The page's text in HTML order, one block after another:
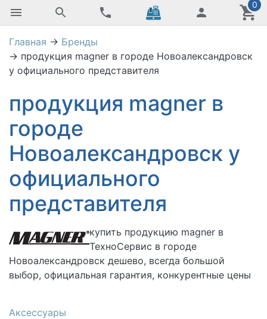
0
Главная → Бренды
→ продукция magner в городе Новоалександровск
у официального представителя
продукция magner в
городе
Новоалександровск у
официального
представителя
купить продукцию magner в
ТехноСервис в городе
Новоалександровск дешево, всегда большой
выбор, официальная гарантия, конкурентные цены
Аксессуары